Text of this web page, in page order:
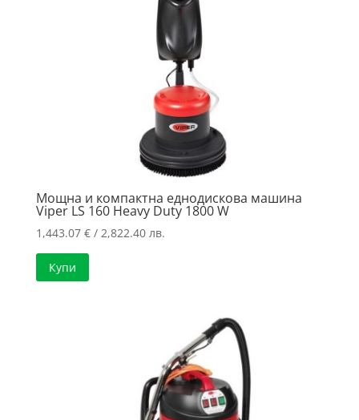
Мощна и компактна еднодискова машина
Viper LS 160 Heavy Duty 1800 W
1,443.07 €/ 2,822.40 лв.
Купи